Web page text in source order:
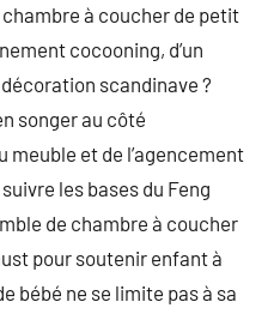
à coucher de petit
cocooning, d’un
scandinave ?
songer au côté
et de l’agencement
les bases du Feng
de chambre à coucher
pour soutenir enfant à
bébé ne se limite pas à sa